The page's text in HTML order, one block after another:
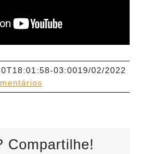
03:0019/02/2022
Compartilhe!